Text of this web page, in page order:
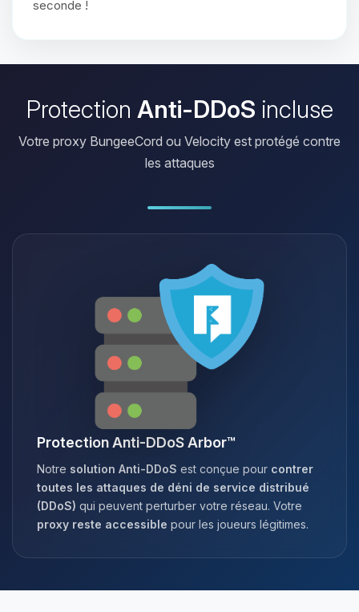
seconde !
Protection Anti-DDoS incluse
Votre proxy BungeeCord ou Velocity est protégé contre
les attaques
Protection Anti-DDoS Arbor™
Notre solution Anti-DDoS est conçue pour contrer
toutes les attaques de déni de service distribué
(DDoS) qui peuvent perturber votre réseau. Votre
proxy reste accessible pour les joueurs légitimes.